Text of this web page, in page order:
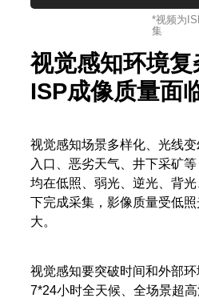
*视频为
集
视觉感知环境复
ISP成像质量面
视觉感知场景多样化、光线
入口、恶劣天气、井下采矿
均在低照、弱光、逆光、背
下完成采集，影像质量受低
大。
视觉感知要突破时间和外部
7*24小时全天候、全场景超高